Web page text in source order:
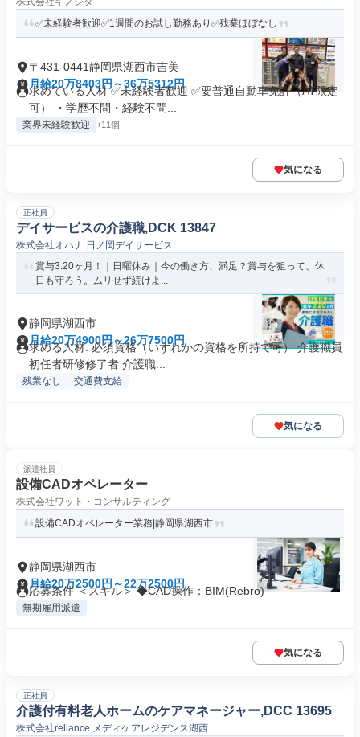
✅未経験者歓迎✅1週間のお試し勤務あり✅残業ほぼなし
〒431-0441静岡県湖西市吉美
月給20万8403円～36万5312円
求めている人材 ✅未経験者歓迎 ✅要普通自動車免許（AT限定
可） ・学歴不問・経験不問...
業界未経験歓迎 +11個
気になる
正社員
デイサービスの介護職,DCK 13847
株式会社オハナ 日ノ岡デイサービス
賞与3.20ヶ月！｜日曜休み｜今の働き方、満足？賞与を狙って、休
日も守ろう。ムリせず続けよ...
静岡県湖西市
月給20万4900円～26万7500円
求める人材: 必須資格（いずれかの資格を所持で可） 介護職員
初任者研修修了者 介護職...
残業なし 交通費支給
気になる
派遣社員
設備CADオペレーター
株式会社ワット・コンサルティング
設備CADオペレーター業務|静岡県湖西市
静岡県湖西市
月給20万2500円～22万2500円
応募条件 ＜スキル＞ ◆CAD操作：BIM(Rebro)
無期雇用派遣
気になる
正社員
介護付有料老人ホームのケアマネージャー,DCC 13695
株式会社reliance メディケアレジデンス湖西